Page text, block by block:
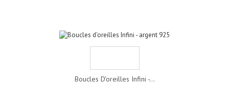
Boucles D'oreilles Infini -...